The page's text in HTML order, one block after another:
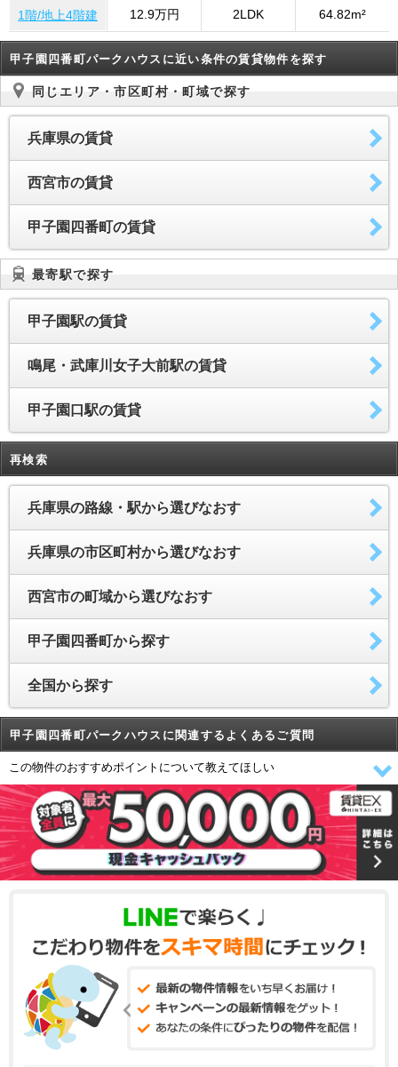
1階/地上4階建 12.9万円 2LDK 64.82m²
甲子園四番町パークハウスに近い条件の賃貸物件を探す
同じエリア・市区町村・町域で探す
兵庫県の賃貸
西宮市の賃貸
甲子園四番町の賃貸
最寄駅で探す
甲子園駅の賃貸
鳴尾・武庫川女子大前駅の賃貸
甲子園口駅の賃貸
再検索
兵庫県の路線・駅から選びなおす
兵庫県の市区町村から選びなおす
西宮市の町域から選びなおす
甲子園四番町から探す
全国から探す
甲子園四番町パークハウスに関連するよくあるご質問
この物件のおすすめポイントについて教えてほしい